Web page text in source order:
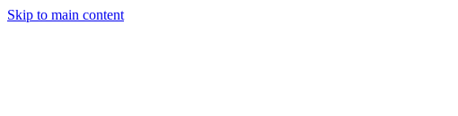
Skip to main content